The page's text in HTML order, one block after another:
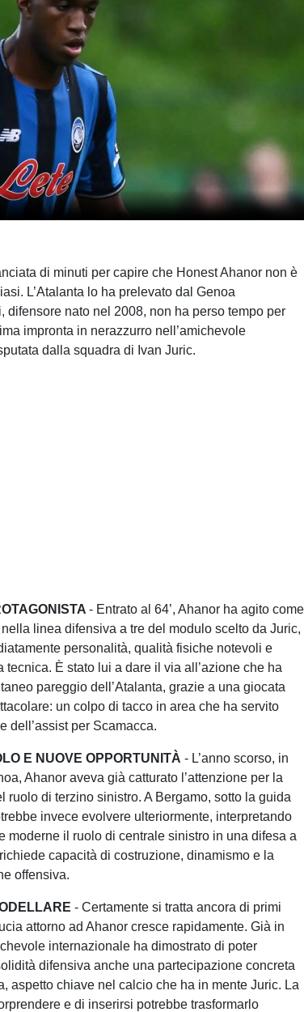
di minuti per capire che Honest Ahanor non è
L’Atalanta lo ha prelevato dal Genoa
difensore nato nel 2008, non ha perso tempo per
impronta in nerazzurro nell’amichevole
dalla squadra di Ivan Juric.
- Entrato al 64’, Ahanor ha agito come
linea difensiva a tre del modulo scelto da Juric,
personalità, qualità fisiche notevoli e
tecnica. È stato lui a dare il via all’azione che ha
pareggio dell’Atalanta, grazie a una giocata
un colpo di tacco in area che ha servito
dell’assist per Scamacca.
E NUOVE OPPORTUNITÀ- L’anno scorso, in
Ahanor aveva già catturato l’attenzione per la
ruolo di terzino sinistro. A Bergamo, sotto la guida
invece evolvere ulteriormente, interpretando
moderne il ruolo di centrale sinistro in una difesa a
capacità di costruzione, dinamismo e la
offensiva.
- Certamente si tratta ancora di primi
attorno ad Ahanor cresce rapidamente. Già in
internazionale ha dimostrato di poter
difensiva anche una partecipazione concreta
aspetto chiave nel calcio che ha in mente Juric. La
e di inserirsi potrebbe trasformarlo